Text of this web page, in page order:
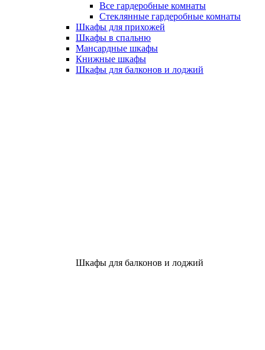
Все гардеробные комнаты
Стеклянные гардеробные комнаты
Шкафы для прихожей
Шкафы в спальню
Мансардные шкафы
Книжные шкафы
Шкафы для балконов и лоджий
Шкафы для балконов и лоджий